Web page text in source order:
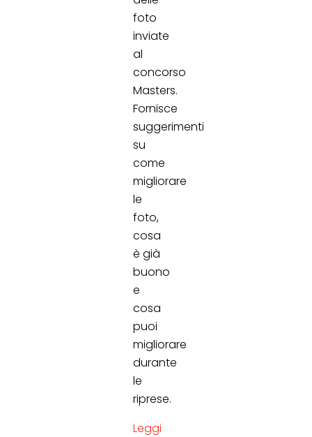
foto
inviate
al
concorso
Masters.
Fornisce
suggerimenti
su
come
migliorare
le
foto,
cosa
è già
buono
e
cosa
puoi
migliorare
durante
le
riprese.
Leggi